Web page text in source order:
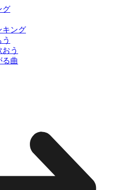
グ
キング
う
る曲